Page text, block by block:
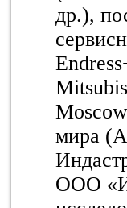
др.),
мира
ООО